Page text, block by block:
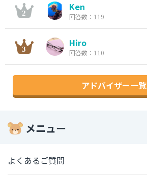
Ken
回答数：119
Hiro
回答数：110
アドバイザー一覧
メニュー
よくあるご質問